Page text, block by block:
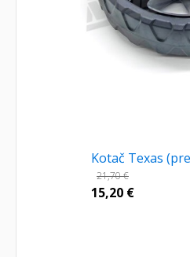
Kotač Texas
21,70€
15,20 €